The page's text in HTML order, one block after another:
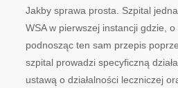
Jakby sprawa prosta. Szpital
WSA w pierwszej instancji gdzie, o
podnosząc ten sam przepis
szpital prowadzi specyficzną
ustawą o działalności leczniczej